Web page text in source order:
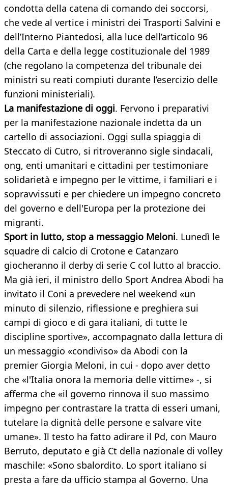
condotta della catena di comando dei soccorsi,
che vede al vertice i ministri dei Trasporti Salvini e
dell’Interno Piantedosi, alla luce dell’articolo 96
della Carta e della legge costituzionale del 1989
(che regolano la competenza del tribunale dei
ministri su reati compiuti durante l’esercizio delle
funzioni ministeriali).
La manifestazione di oggi. Fervono i preparativi
per la manifestazione nazionale indetta da un
cartello di associazioni. Oggi sulla spiaggia di
Steccato di Cutro, si ritroveranno sigle sindacali,
ong, enti umanitari e cittadini per testimoniare
solidarietà e impegno per le vittime, i familiari e i
sopravvissuti e per chiedere un impegno concreto
del governo e dell'Europa per la protezione dei
migranti.
Sport in lutto, stop a messaggio Meloni. Lunedì le
squadre di calcio di Crotone e Catanzaro
giocheranno il derby di serie C col lutto al braccio.
Ma già ieri, il ministro dello Sport Andrea Abodi ha
invitato il Coni a prevedere nel weekend «un
minuto di silenzio, riflessione e preghiera sui
campi di gioco e di gara italiani, di tutte le
discipline sportive», accompagnato dalla lettura di
un messaggio «condiviso» da Abodi con la
premier Giorgia Meloni, in cui - dopo aver detto
che «l'Italia onora la memoria delle vittime» -, si
afferma che «il governo rinnova il suo massimo
impegno per contrastare la tratta di esseri umani,
tutelare la dignità delle persone e salvare vite
umane». Il testo ha fatto adirare il Pd, con Mauro
Berruto, deputato e già Ct della nazionale di volley
maschile: «Sono sbalordito. Lo sport italiano si
presta a fare da ufficio stampa al Governo. Una